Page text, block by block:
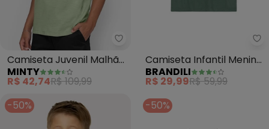
Minty - Camiseta Juvenil
Camiseta Juvenil Malhão
Flamê Masculina (Verde)
MINTY
R$ 42,74R$ 109,99
Camiseta Infantil Menino
de Surf (Verde)
BRANDILI
R$ 29,99R$ 59,99
-50%
-50%